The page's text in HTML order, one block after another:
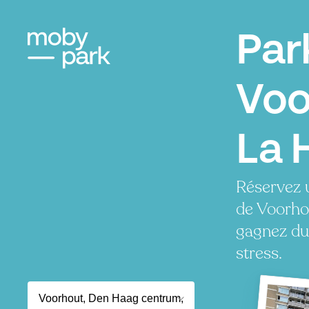
La
de
gagnez
stress.